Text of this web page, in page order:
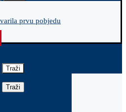
prvu pobjedu
Traži
Traži